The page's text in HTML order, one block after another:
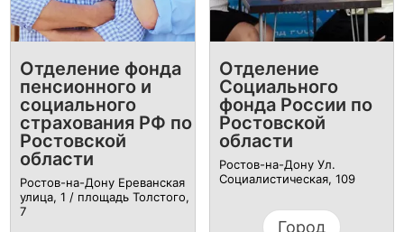
Отделение фонда
пенсионного и
социального
страхования РФ по
Ростовской
области
Ростов-на-Дону Ереванская
улица, 1 / площадь Толстого,
7
Отделение
Социального
фонда России по
Ростовской
области
Ростов-на-Дону Ул.
Социалистическая, 109
Город